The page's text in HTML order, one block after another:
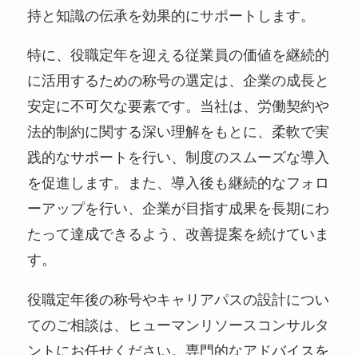
持と知識の伝承を効果的にサポートします。
特に、役職定年を迎える従業員の価値を継続的
に活用するための称号の選定は、企業の成長と
安定に不可欠な要素です。当社は、労働契約や
法的制約に関する深い理解をもとに、柔軟で実
践的なサポートを行い、制度のスムーズな導入
を促進します。また、導入後も継続的なフォロ
ーアップを行い、企業が目指す成果を長期にわ
たって達成できるよう、改善提案を続けていま
す。
役職定年後の称号やキャリアパスの設計につい
てのご相談は、ヒューマンリソースコンサルタ
ントにお任せください。専門的なアドバイスを